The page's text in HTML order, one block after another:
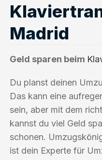
Madrid
Geld sparen beim
Du planst deinen
Das kann eine
sein, aber mit dem
kannst du viel Geld
schonen.
ist dein Experte für